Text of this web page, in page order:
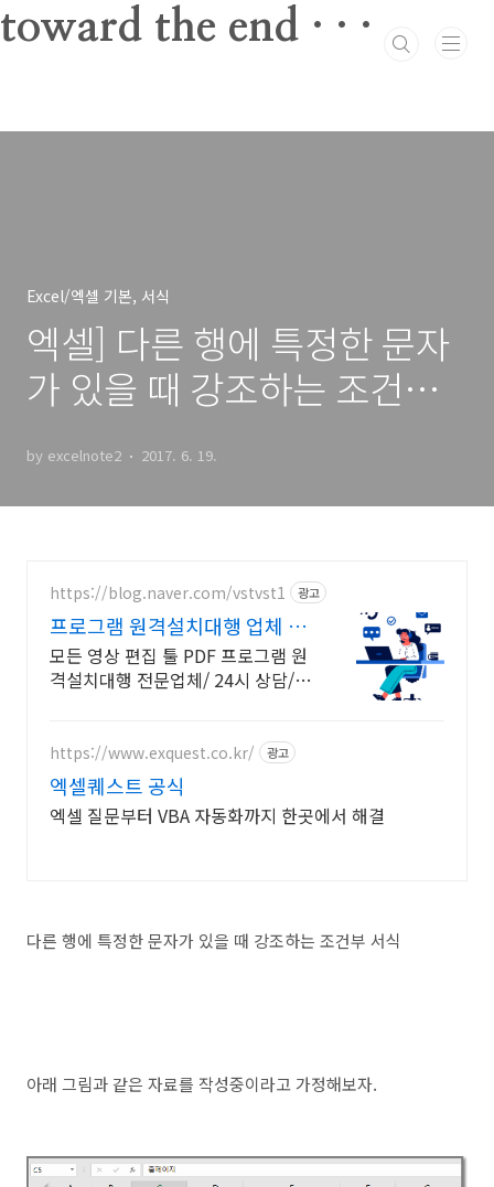
본문 바로가기
toward the end · · ·
Excel/엑셀 기본, 서식
엑셀] 다른 행에 특정한 문자
가 있을 때 강조하는 조건부
by excelnote2 2017. 6. 19.
https://blog.naver.com/vstvst1 광고
프로그램 원격설치대행 업체 프
로그램 원격설치대행 전문
모든 영상 편집 툴 PDF 프로그램 원
격설치대행 전문업체/ 24시 상담/
상담/ 영구AS
https://www.exquest.co.kr/ 광고
엑셀퀘스트 공식
엑셀 질문부터 VBA 자동화까지 한곳에서 해결
다른 행에 특정한 문자가 있을 때 강조하는 조건부 서식
아래 그림과 같은 자료를 작성중이라고 가정해보자.